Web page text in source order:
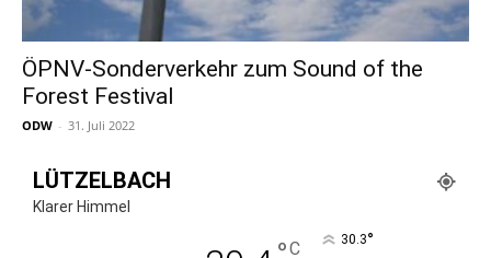
ÖPNV-Sonderverkehr zum Sound of the
Forest Festival
ODW - 31. Juli 2022
LÜTZELBACH
Klarer Himmel
C 30.3°